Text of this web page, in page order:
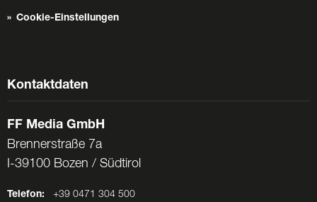
Cookie-Einstellungen
Kontaktdaten
FF Media GmbH
Brennerstraße 7a
I-39100 Bozen / Südtirol
Telefon: +39 0471 304 500